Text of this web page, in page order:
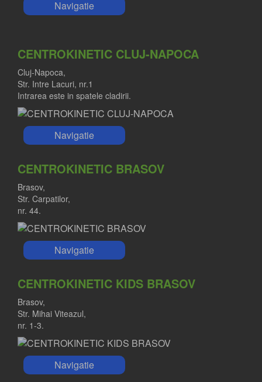
Navigatie
CENTROKINETIC CLUJ-NAPOCA
Cluj-Napoca,
Str. Intre Lacuri, nr.1
Intrarea este in spatele cladirii.
Navigatie
CENTROKINETIC BRASOV
Brasov,
Str. Carpatilor,
nr. 44.
Navigatie
CENTROKINETIC KIDS BRASOV
Brasov,
Str. Mihai Viteazul,
nr. 1-3.
Navigatie